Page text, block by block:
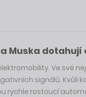
Muska
Ve své
signálů.
rychle rostoucí